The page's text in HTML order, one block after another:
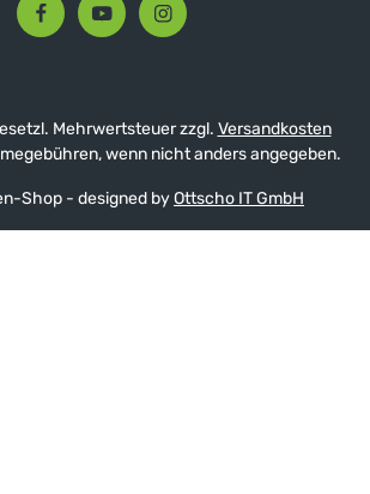
Shop - designed byOttscho IT GmbH
Mehrwertsteuer zzgl. Versandkosten
wenn nicht anders angegeben.